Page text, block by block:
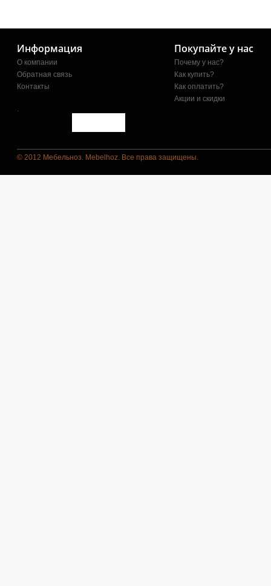
Информация
О компании
Обратная связь
Контакты
Покупайте у нас
Почему у нас?
Как купить?
Как оплатить?
Акции и скидки
.
© 2012 Мебельноз. Mebelhoz. Все права защищены.